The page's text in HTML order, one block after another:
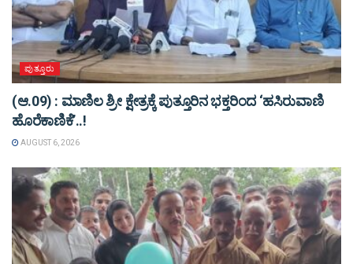
ಪುತ್ತೂರು
(ಆ.09) : ಮಾಣಿಲ ಶ್ರೀ ಕ್ಷೇತ್ರಕ್ಕೆ ಪುತ್ತೂರಿನ ಭಕ್ತರಿಂದ ‘ಹಸಿರುವಾಣಿ
ಹೊರೆಕಾಣಿಕೆ’..!
AUGUST 6, 2026